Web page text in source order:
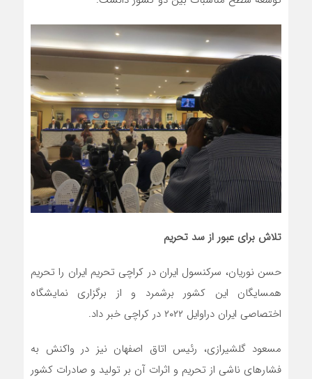
تلاش برای عبور از سد تحریم
حسن نوریان، سرکنسول ایران در کراچی تحریم ایران را تحریم
همسایگان این کشور برشمرد و از برگزاری نمایشگاه
اختصاصی ایران دراوایل ۲۰۲۲ در کراچی خبر داد.
مسعود گلشیرازی، رئیس اتاق اصفهان نیز در واکنش به
فشارهای ناشی از تحریم و اثرات آن بر تولید و صادرات کشور